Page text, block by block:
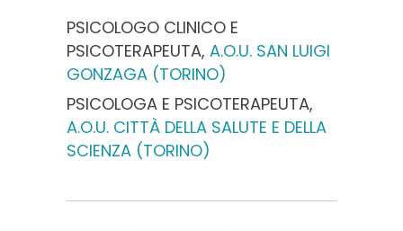
PSICOLOGO CLINICO E
PSICOTERAPEUTA, A.O.U. SAN LUIGI
GONZAGA (TORINO)
PSICOLOGA E PSICOTERAPEUTA,
A.O.U. CITTÀ DELLA SALUTE E DELLA
SCIENZA (TORINO)